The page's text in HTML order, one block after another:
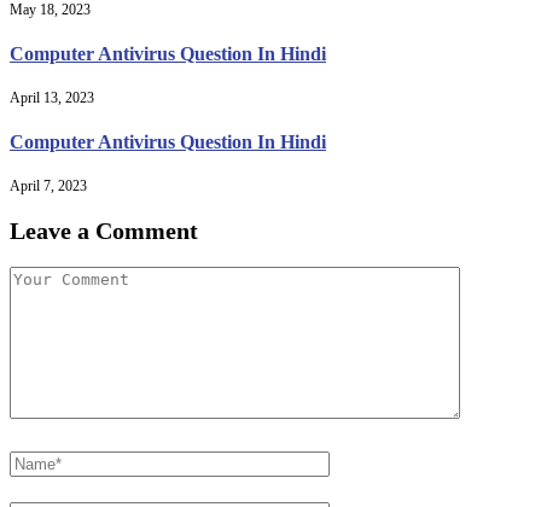
May 18, 2023
Computer Antivirus Question In Hindi
April 13, 2023
Computer Antivirus Question In Hindi
April 7, 2023
Leave a Comment